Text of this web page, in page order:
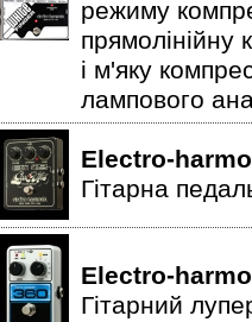
режиму
прямолінійну
і м'яку
лампового
Electro-
Гітарна
Electro-
Гітарний